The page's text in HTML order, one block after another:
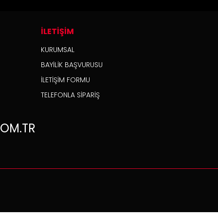
İLETİŞİM
KURUMSAL
BAYİLİK BAŞVURUSU
İLETİŞİM FORMU
TELEFONLA SİPARİŞ